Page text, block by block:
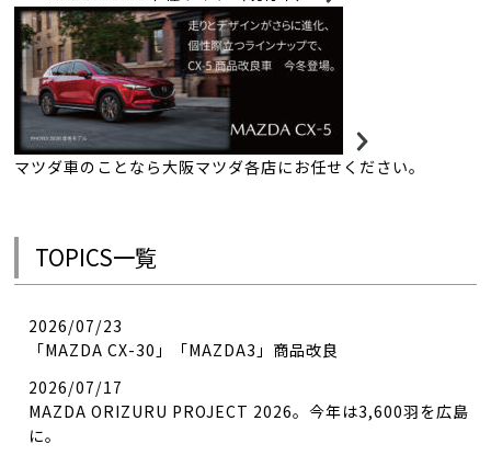
マツダ車のことなら大阪マツダ各店にお任せください。
TOPICS一覧
2026/07/23
「MAZDA CX-30」「MAZDA3」商品改良
2026/07/17
MAZDA ORIZURU PROJECT 2026。今年は3,600羽を広島
に。